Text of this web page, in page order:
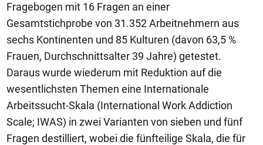
Fragebogen mit 16 Fragen an einer
Gesamtstichprobe von 31.352 Arbeitnehmern aus
sechs Kontinenten und 85 Kulturen (davon 63,5 %
Frauen, Durchschnittsalter 39 Jahre) getestet.
Daraus wurde wiederum mit Reduktion auf die
wesentlichsten Themen eine Internationale
Arbeitssucht-Skala (International Work Addiction
Scale; IWAS) in zwei Varianten von sieben und fünf
Fragen destilliert, wobei die fünfteilige Skala, die für